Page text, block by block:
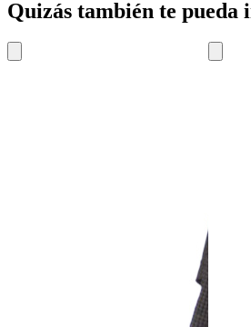
Quizás también te pueda